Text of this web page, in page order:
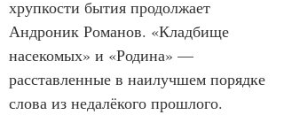
хрупкости бытия продолжает
Андроник Романов. «Кладбище
насекомых» и «Родина» —
расставленные в наилучшем порядке
слова из недалёкого прошлого.